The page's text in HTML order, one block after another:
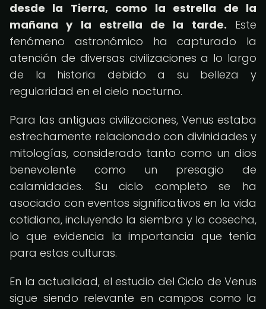
desde la Tierra, como la estrella de la
mañana y la estrella de la tarde. Este
fenómeno astronómico ha capturado la
atención de diversas civilizaciones a lo largo
de la historia debido a su belleza y
regularidad en el cielo nocturno.
Para las antiguas civilizaciones, Venus estaba
estrechamente relacionado con divinidades y
mitologías, considerado tanto como un dios
benevolente como un presagio de
calamidades. Su ciclo completo se ha
asociado con eventos significativos en la vida
cotidiana, incluyendo la siembra y la cosecha,
lo que evidencia la importancia que tenía
para estas culturas.
En la actualidad, el estudio del Ciclo de Venus
sigue siendo relevante en campos como la